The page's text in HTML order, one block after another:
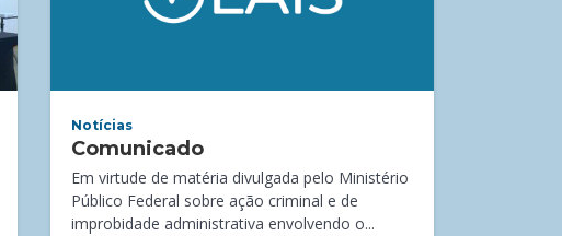
Notícias
Comunicado
Em virtude de matéria divulgada pelo Ministério
Público Federal sobre ação criminal e de
improbidade administrativa envolvendo o...